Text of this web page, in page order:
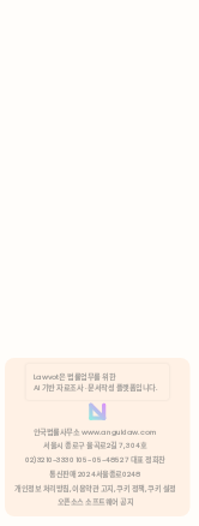
분석 쿠키 허용
Lawvot은 법률업무를 위한
AI 기반 자료조사 · 문서작성 플랫폼입니다.
안국법률사무소 www.anguklaw.com
서울시 종로구 율곡로2길 7, 304호
02)3210-3330 105-05-48527 대표 정희찬
통신판매 2024서울종로0248
개인정보 처리방침, 이용약관 고지, 쿠키 정책, 쿠키 설정
오픈소스 소프트웨어 공지